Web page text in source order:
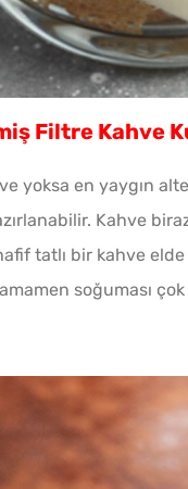
Filtre Kahve
yoksa en yaygın
Kahve
tatlı bir kahve
soğuması